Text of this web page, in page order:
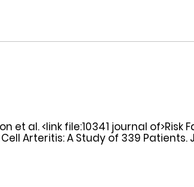
et al. <link file:10341 journal
Arteritis: A Study of 339 Patients.